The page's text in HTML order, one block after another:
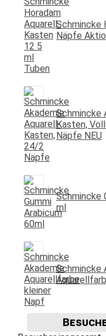
Schmincke
Näpfe
Schmincke
Kasten,
Näpfe NEU
Schmincke
ml
Schmincke